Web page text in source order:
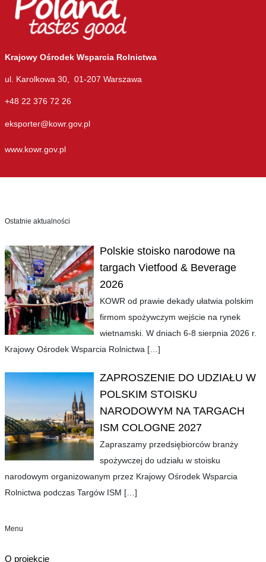
Krajowy Ośrodek Wsparcia Rolnictwa
ul. Karolkowa 30, 01-207 Warszawa
+48 22 376 72 26
eksporter@kowr.gov.pl
www.kowr.gov.pl
Ostatnie aktualności
Polskie stoisko narodowe na
targach Vietfood & Beverage
2026
KOWR od prawie dekady ułatwia polskim
firmom spożywczym wejście na rynek
wietnamski. W dniach 6-8 sierpnia 2026 r.
Krajowy Ośrodek Wsparcia Rolnictwa […]
ZAPROSZENIE DO UDZIAŁU W
POLSKIM STOISKU
NARODOWYM NA TARGACH
ISM COLOGNE 2027
Zapraszamy przedsiębiorców branży
spożywczej do udziału w stoisku
narodowym organizowanym przez Krajowy Ośrodek Wsparcia
Rolnictwa podczas Targów ISM […]
Menu
O projekcie